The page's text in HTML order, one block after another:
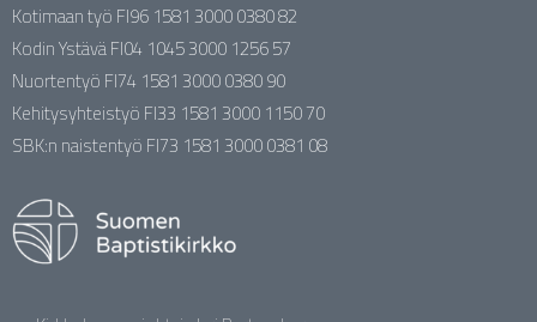
Kotimaan työ FI96 1581 3000 0380 82
Kodin Ystävä FI04 1045 3000 1256 57
Nuortentyö FI74 1581 3000 0380 90
Kehitysyhteistyö FI33 1581 3000 1150 70
SBK:n naistentyö FI73 1581 3000 0381 08